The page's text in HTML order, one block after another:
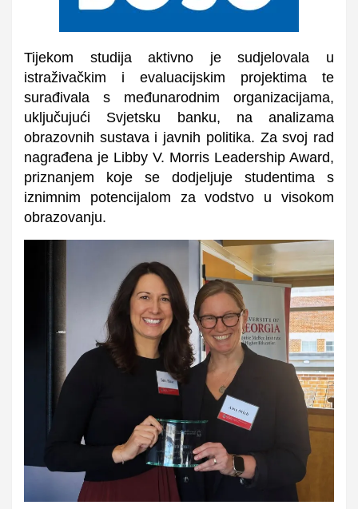
Tijekom studija aktivno je sudjelovala u
istraživačkim i evaluacijskim projektima te
surađivala s međunarodnim organizacijama,
uključujući Svjetsku banku, na analizama
obrazovnih sustava i javnih politika. Za svoj rad
nagrađena je Libby V. Morris Leadership Award,
priznanjem koje se dodjeljuje studentima s
iznimnim potencijalom za vodstvo u visokom
obrazovanju.